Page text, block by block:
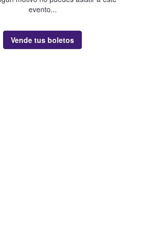
evento...
Vende tus boletos